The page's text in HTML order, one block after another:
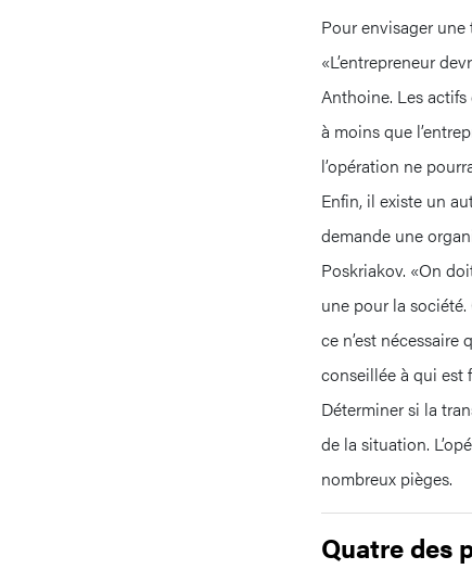
Pour envisager
«L’entrepreneur
Anthoine. Les
à moins que
l’opération ne
Enfin, il existe un
demande une
Poskriakov. «On
une pour la
ce n’est nécessaire
conseillée à qui est
Déterminer si la
de la situation.
nombreux pièges.
Quatre des